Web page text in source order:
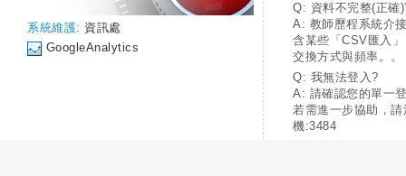
系統維護: 資訊處
GoogleAnalytics
Q: 資料不完整(正確
A: 教師歷程系統介
含某些「CSV匯入
交換方式與頻率。。
Q: 我無法登入?
A: 請確認您的單一
若需進一步協助，
機:3484